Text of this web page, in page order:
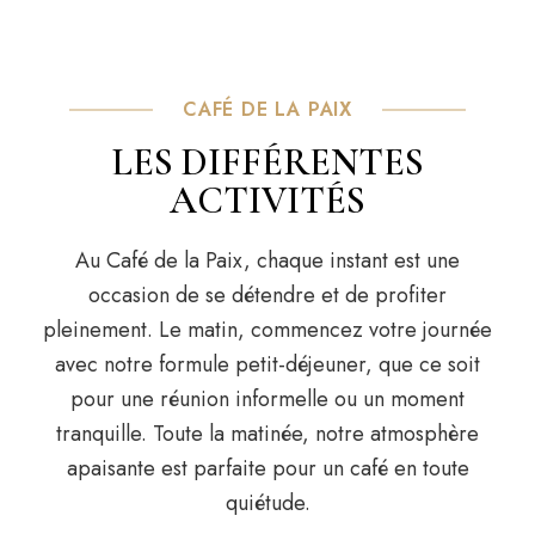
CAFÉ DE LA PAIX
LES DIFFÉRENTES
ACTIVITÉS
Au Café de la Paix, chaque instant est une
occasion de se détendre et de profiter
pleinement. Le matin, commencez votre journée
avec notre formule petit-déjeuner, que ce soit
pour une réunion informelle ou un moment
tranquille. Toute la matinée, notre atmosphère
apaisante est parfaite pour un café en toute
quiétude.